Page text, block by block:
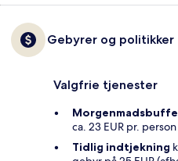
Gebyrer og politikker
Valgfrie tjenester
ca. 23 EUR pr. person
Tidlig indtjekning